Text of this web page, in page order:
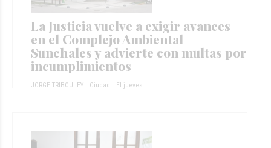
La Justicia vuelve a exigir avances
en el Complejo Ambiental
Sunchales y advierte con multas por
incumplimientos
JORGE TRIBOULEY Ciudad El jueves